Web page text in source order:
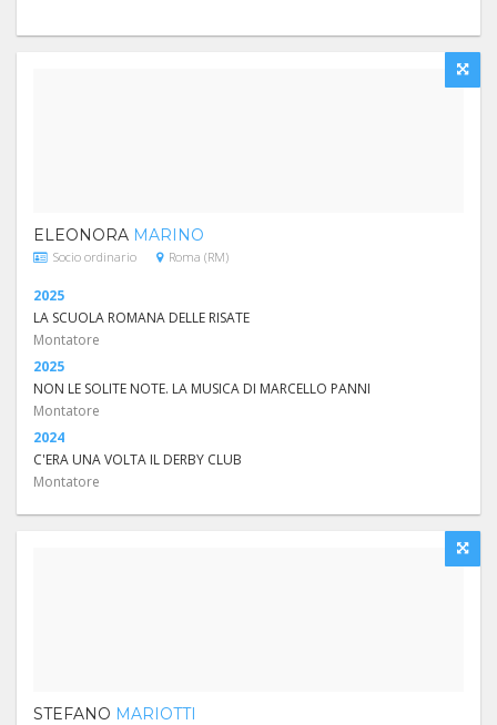
ELEONORA MARINO
Socio ordinario Roma (RM)
2025
LA SCUOLA ROMANA DELLE RISATE
Montatore
2025
NON LE SOLITE NOTE. LA MUSICA DI MARCELLO PANNI
Montatore
2024
C'ERA UNA VOLTA IL DERBY CLUB
Montatore
STEFANO MARIOTTI